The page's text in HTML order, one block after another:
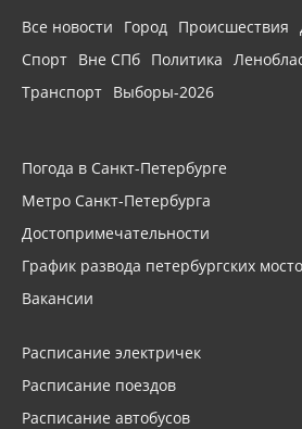
Все новости Город Происшествия
Спорт Вне СПб Политика
Транспорт Выборы-2026
Погода в Санкт-Петербурге
Метро Санкт-Петербурга
Достопримечательности
График развода петербургских
Вакансии
Расписание электричек
Расписание поездов
Расписание автобусов